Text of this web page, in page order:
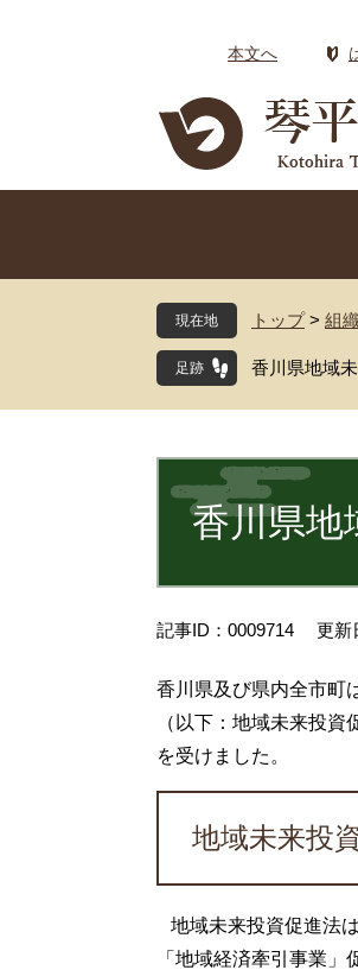
本文へ
現在地 トップ > 組
香川県地域
文
香川県地
記事ID：0009714 更新
香川県及び県内全市町
（以下：地域未来投
を受けました。
地域未来投
地域未来投資促進法
「地域経済牽引事業